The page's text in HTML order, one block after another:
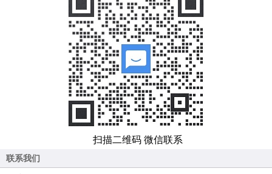
扫描二维码 微信联系
联系我们